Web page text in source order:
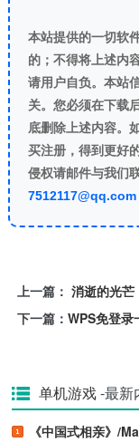
本站提供的一切软
的；不得将上述内
请用户自负。本站
关。您必须在下载
底删除上述内容。
买注册，得到更好
侵权请邮件与我们
7512117@qq.com
上一篇： 消逝的光
下一篇： WPS免登录
单机游戏-最新
《中国式相亲》/